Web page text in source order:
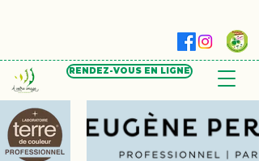
RENDEZ-VOUS EN LIGNE